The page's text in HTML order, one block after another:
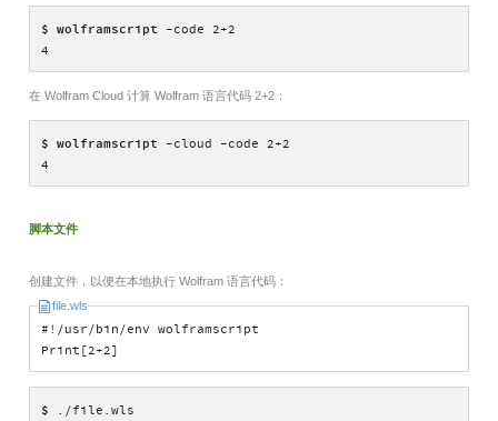
$ wolframscript -code 2+2
4
在 Wolfram Cloud 计算 Wolfram 语言代码 2+2：
$ wolframscript -cloud -code 2+2
4
脚本文件
创建文件，以便在本地执行 Wolfram 语言代码：
file.wls
#!/usr/bin/env wolframscript
Print[2+2]
$ ./file.wls